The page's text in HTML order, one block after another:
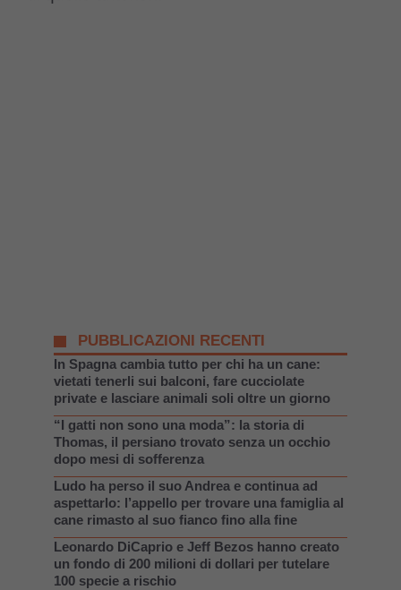
PUBBLICAZIONI RECENTI
In Spagna cambia tutto per chi ha un cane:
vietati tenerli sui balconi, fare cucciolate
private e lasciare animali soli oltre un giorno
“I gatti non sono una moda”: la storia di
Thomas, il persiano trovato senza un occhio
dopo mesi di sofferenza
Ludo ha perso il suo Andrea e continua ad
aspettarlo: l’appello per trovare una famiglia al
cane rimasto al suo fianco fino alla fine
Leonardo DiCaprio e Jeff Bezos hanno creato
un fondo di 200 milioni di dollari per tutelare
100 specie a rischio